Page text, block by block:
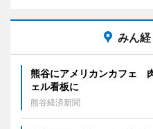
みん
熊谷にアメリカンカフェ
ェル看板に
熊谷経済新聞